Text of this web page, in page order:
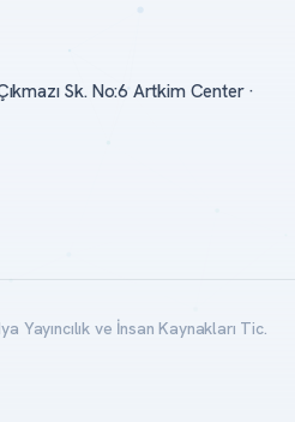
Sk. No:6 Artkim Center ·
Yayıncılık ve İnsan Kaynakları Tic.